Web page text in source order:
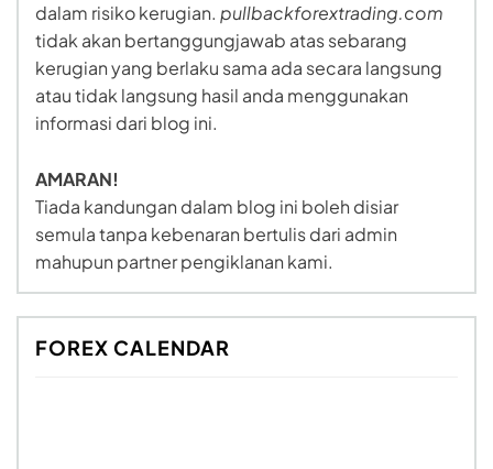
dalam risiko kerugian. pullbackforextrading.com
tidak akan bertanggungjawab atas sebarang
kerugian yang berlaku sama ada secara langsung
atau tidak langsung hasil anda menggunakan
informasi dari blog ini.
AMARAN!
Tiada kandungan dalam blog ini boleh disiar
semula tanpa kebenaran bertulis dari admin
mahupun partner pengiklanan kami.
FOREX CALENDAR